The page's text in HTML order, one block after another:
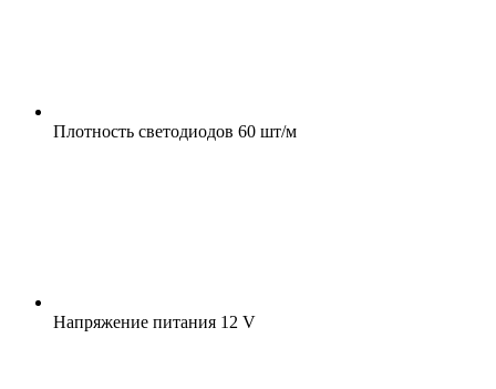
Плотность светодиодов 60 шт/м
Напряжение питания 12 V